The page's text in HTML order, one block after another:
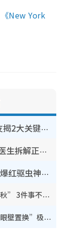
《New York
装修拆铁闸随时变贼人目标？网友揭2大关键用途：装新款等于白装？附新旧铁闸分别
网传公立医院改用内地/副厂药？医生拆解正副厂分别，揭4类人换药随时出事
怕虫人士夏季救星！日本3COINS爆红驱虫神器$45起 1招“全程免触碰”轻松搞定小强
立秋2026｜8月7日立秋进入“多事之秋” 3件事不可做！专家教6招开运 清杂物／钱包纳气接好运
台风白海豚料周日袭浙江！经历5次“眼壁置换”极罕见 成登陆内地最长途台风